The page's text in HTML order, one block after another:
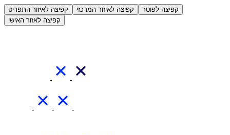
קפיצה לאיזור התפריט קפיצה לאיזור המרכזי
קפיצה לפוטר
קפיצה לאזור האישי